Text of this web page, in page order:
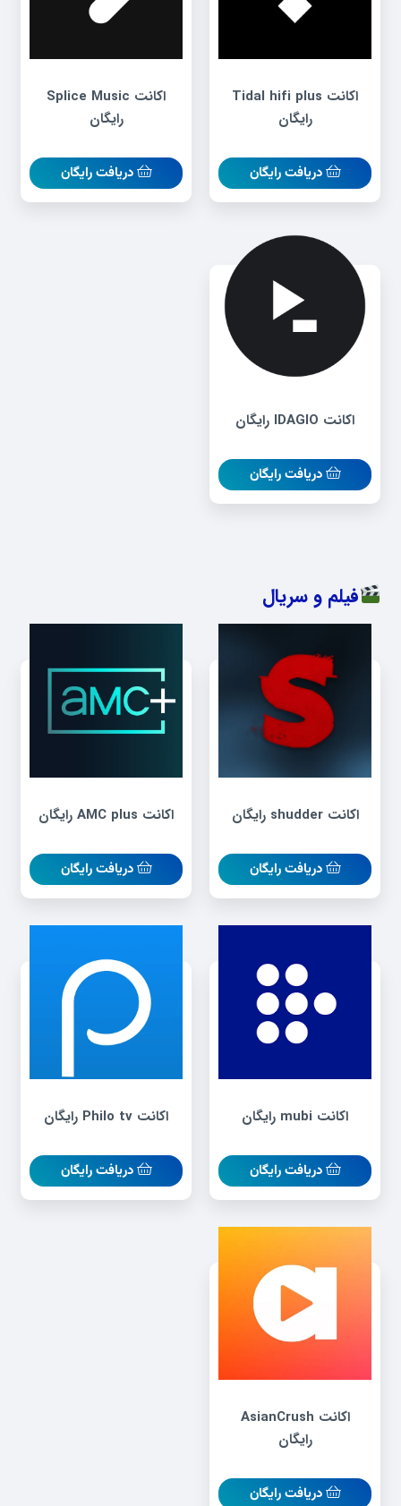
اکانت Tidal hifi plus
رایگان
دریافت رایگان
اکانت Splice Music
رایگان
دریافت رایگان
اکانت IDAGIO رایگان
دریافت رایگان
فیلم و سریال
اکانت shudder رایگان
دریافت رایگان
اکانت AMC plus رایگان
دریافت رایگان
اکانت mubi رایگان
دریافت رایگان
اکانت Philo tv رایگان
دریافت رایگان
اکانت AsianCrush
رایگان
دریافت رایگان